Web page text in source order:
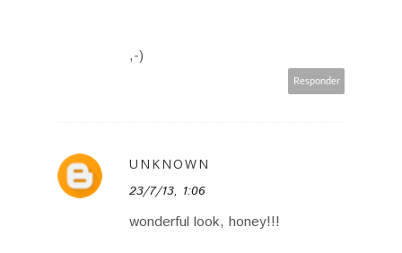
,-)
Responder
UNKNOWN
23/7/13, 1:06
wonderful look, honey!!!